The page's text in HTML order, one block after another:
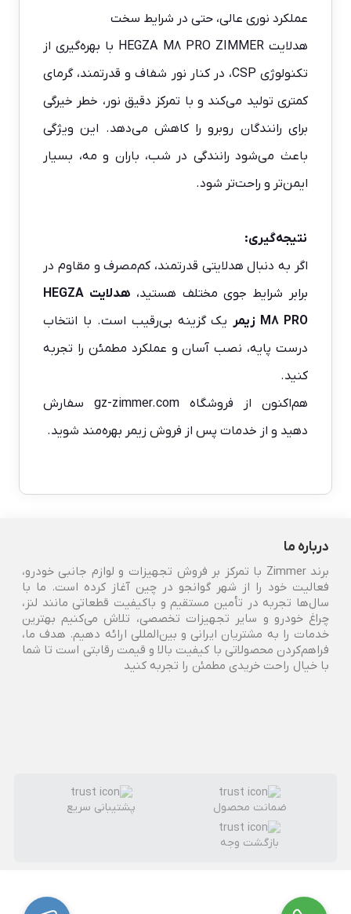
عملکرد نوری عالی، حتی در شرایط سخت
هدلایت HEGZA M8 PRO ZIMMER با بهره‌گیری از
تکنولوژی CSP، در کنار نور شفاف و قدرتمند، گرمای
کمتری تولید می‌کند و با تمرکز دقیق نور، خطر خیرگی
برای رانندگان روبرو را کاهش می‌دهد. این ویژگی
باعث می‌شود رانندگی در شب، باران و مه، بسیار
ایمن‌تر و راحت‌تر شود.
نتیجه‌گیری:
اگر به دنبال هدلایتی قدرتمند، کم‌مصرف و مقاوم در
برابر شرایط جوی مختلف هستید،
هدلایت HEGZA
M8 PRO زیمر
یک گزینه بی‌رقیب است. با انتخاب
درست پایه، نصب آسان و عملکرد مطمئن را تجربه
کنید.
هم‌اکنون از فروشگاه gz-zimmer.comسفارش
دهید و از خدمات پس از فروش زیمر بهره‌مند شوید.
درباره ما
برند Zimmer با تمرکز بر فروش تجهیزات و لوازم جانبی خودرو،
فعالیت خود را از شهر گوانجو در چین آغاز کرده است. ما با
سال‌ها تجربه در تأمین مستقیم و باکیفیت قطعاتی مانند لنز،
چراغ خودرو و سایر تجهیزات تخصصی، تلاش می‌کنیم بهترین
خدمات را به مشتریان ایرانی و بین‌المللی ارائه دهیم. هدف ما،
فراهم‌کردن محصولاتی با کیفیت بالا و قیمت رقابتی است تا شما
با خیال راحت خریدی مطمئن را تجربه کنید
ضمانت محصول پشتیبانی سریع
بازگشت وجه